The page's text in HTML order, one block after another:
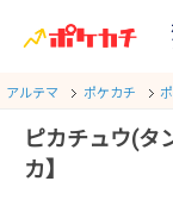
アルテマ ポケカチ
ピカチュウ(タ
カ】